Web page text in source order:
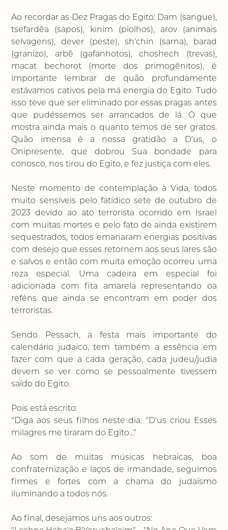
Ao recordar as Dez Pragas do Egito: Dam (sangue),
tsefardêa (sapos), kinim (piolhos), arov (animais
selvagens), dever (peste), sh'chin (sarna), barad
(granizo), arbê (gafanhotos), choshech (trevas),
macat bechorot (morte dos primogênitos), é
importante lembrar de quão profundamente
estávamos cativos pela má energia do Egito. Tudo
isso teve que ser eliminado por essas pragas antes
que pudéssemos ser arrancados de lá. O que
mostra ainda mais o quanto temos de ser gratos.
Quão imensa é a nossa gratidão a D'us, o
Onipresente, que dobrou Sua bondade para
conosco, nos tirou do Egito, e fez justiça com eles.
Neste momento de contemplação à Vida, todos
muito sensíveis pelo fatídico sete de outubro de
2023 devido ao ato terrorista ocorrido em Israel
com muitas mortes e pelo fato de ainda existirem
sequestrados, todos emanaram energias positivas
com desejo que esses retornem aos seus lares são
e salvos e então com muita emoção ocorreu uma
reza especial. Uma cadeira em especial foi
adicionada com fita amarela representando oa
reféns que ainda se encontram em poder dos
terroristas.
Sendo Pessach, a festa mais importante do
calendário judaico, tem também a essência em
fazer com que a cada geração, cada judeu/judia
devem se ver como se pessoalmente tivessem
saído do Egito.
Pois está escrito:
"Diga aos seus filhos neste dia: "D'us criou Esses
milagres me tiraram do Egito..."
Ao som de muitas músicas hebraicas, boa
confraternização e laços de irmandade, seguimos
firmes e fortes com a chama do judaísmo
iluminando a todos nós.
Ao final, desejamos uns aos outros: